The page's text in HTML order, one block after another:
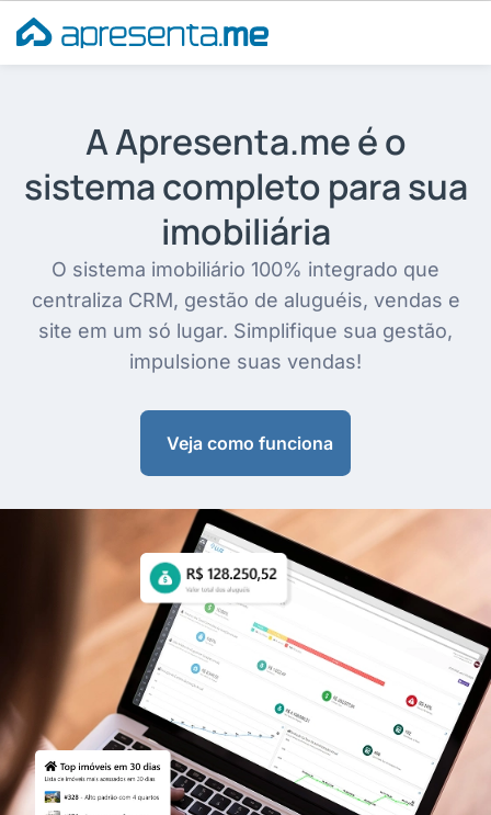
para
o
A Apresenta.me é o
sistema completo para sua
imobiliária
O sistema imobiliário 100% integrado que
centraliza CRM, gestão de aluguéis, vendas e
site em um só lugar. Simplifique sua gestão,
impulsione suas vendas!
Veja como funciona